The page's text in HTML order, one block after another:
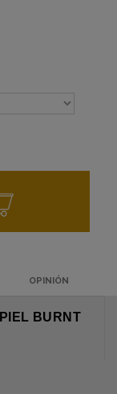
OPINIÓN
BURNT